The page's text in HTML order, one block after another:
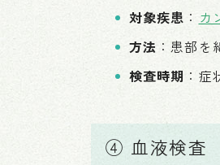
対象疾患 ： カ
方法 ：患部
検査時期 ：
④ 血液検査